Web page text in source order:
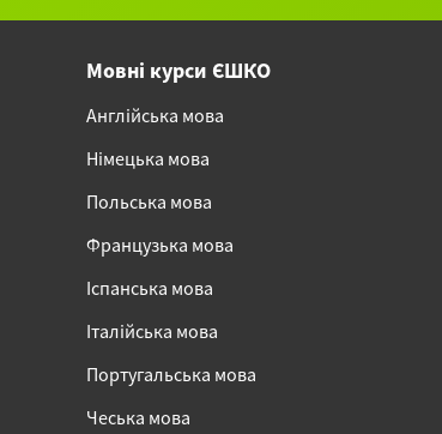
Мовні курси ЄШКО
Англійська мова
Німецька мова
Польська мова
Французька мова
Іспанська мова
Італійська мова
Португальська мова
Чеська мова